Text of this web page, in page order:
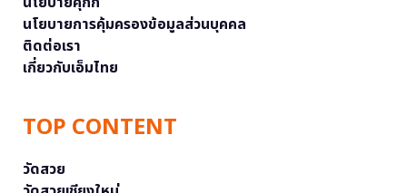
นโยบายการคุ้มครองข้อมูลส่วนบุคคล
ติดต่อเรา
เกี่ยวกับเอ็มไทย
TOP CONTENT
วัดสวย